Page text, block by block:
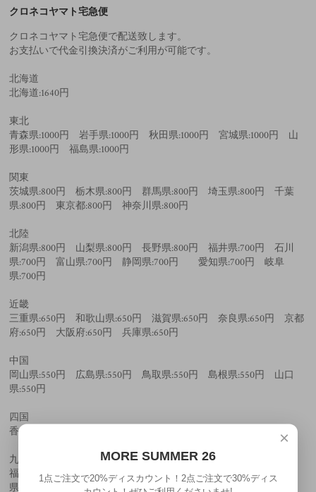
クロネコヤマト宅急便
クロネコヤマト宅急便で配送致します。
お支払いで代金引換決済がご利用が可能です。
北海道
北海道:1640円
東北
青森県:1000円 岩手県:1000円 秋田県:1000円 宮城県:1000円 山
形県:1000円 福島県:1000円
関東
茨城県:800円 栃木県:800円 群馬県:800円 埼玉県:800円 千葉
県:800円 東京都:800円 神奈川県:800円
北陸
新潟県:800円 山梨県:800円 長野県:800円 福井県:700円 石川
県:700円 富山県:700円 静岡県:700円 愛知県:700円 岐阜
県:700円
近畿
三重県:650円 和歌山県:650円 滋賀県:650円 奈良県:650円 京都
府:650円 大阪府:650円 兵庫県:650円
中国
岡山県:550円 広島県:550円 鳥取県:550円 島根県:550円 山口
県:550円
四国
香川県:650円 徳島県:650円 愛媛県:650円 高知県:650円
九州
福岡県:650円 佐賀県:650円 長崎県:650円 大分県:650円 熊本
県:650円 宮崎県:650円 鹿児島県:650円
×
MORE SUMMER 26
1点ご注文で20%ディスカウント！2点ご注文で30%ディス